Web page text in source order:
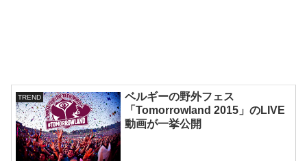
TREND
ベルギーの野外フェス
「Tomorrowland 2015」のLIVE
動画が一挙公開